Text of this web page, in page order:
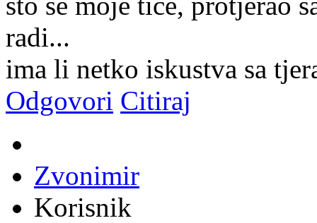
radi...
ima li netko iskustva sa
Odgovori Citiraj
Zvonimir
Korisnik